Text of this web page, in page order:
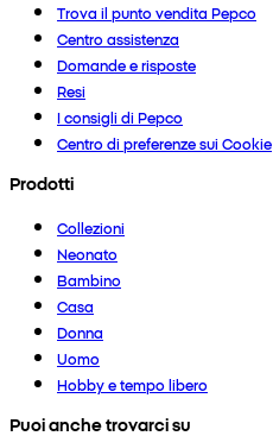
Trova il punto vendita Pepco
Centro assistenza
Domande e risposte
Resi
I consigli di Pepco
Centro di preferenze sui Cookie
Prodotti
Collezioni
Neonato
Bambino
Casa
Donna
Uomo
Hobby e tempo libero
Puoi anche trovarci su